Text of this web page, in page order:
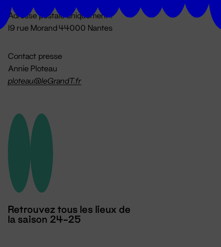
Adresse postale uniquement :
19 rue Morand 44000 Nantes
Contact presse
Annie Ploteau
ploteau@leGrandT.fr
Retrouvez tous les lieux de
la saison 24-25